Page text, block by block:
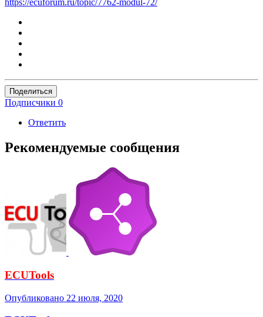
https://ecuforum.ru/topic/7762-modul-72/
Поделиться
Подписчики 0
Ответить
Рекомендуемые сообщения
ECUTools
Опубликовано 22 июля, 2020